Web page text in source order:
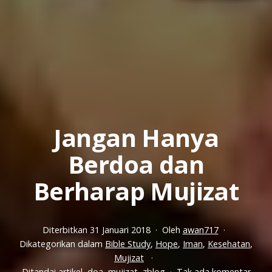
Jangan Hanya
Berdoa dan
Berharap Mujizat
Diterbitkan 31 Januari 2018 Oleh awan717
Dikategorikan dalam Bible Study, Hope, Iman, Kesehatan,
Mujizat